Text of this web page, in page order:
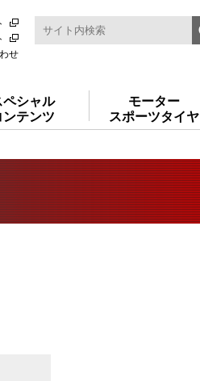
せ
ペシャル
ンテンツ
モーター
スポーツタイヤ